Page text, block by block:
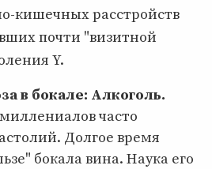
кишечных расстройств
почти "визитной
Y.
в бокале: Алкоголь.
часто
Долгое время
бокала вина. Наука его